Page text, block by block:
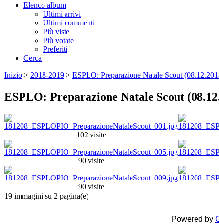
Elenco album
Ultimi arrivi
Ultimi commenti
Più viste
Più votate
Preferiti
Cerca
Inizio > 2018-2019 > ESPLO: Preparazione Natale Scout
ESPLO: Preparazione Natale Scout
102 visite
90 visite
90 visite
19 immagini su 2 pagina(e)
Powered by